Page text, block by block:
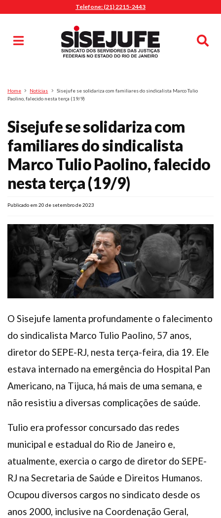
Telefone: (21) 2215-2443
Pesquisa
Home Notícias
Sisejufe se solidariza com familiares do sindicalista Marco Tulio
Paolino, falecido nesta terça (19/9)
Sisejufe se solidariza com
familiares do sindicalista
Marco Tulio Paolino, falecido
nesta terça (19/9)
Publicado em 20 de setembro de 2023
O Sisejufe lamenta profundamente o falecimento
do sindicalista Marco Tulio Paolino, 57 anos,
diretor do SEPE-RJ, nesta terça-feira, dia 19. Ele
estava internado na emergência do Hospital Pan
Americano, na Tijuca, há mais de uma semana, e
não resistiu a diversas complicações de saúde.
Tulio era professor concursado das redes
municipal e estadual do Rio de Janeiro e,
atualmente, exercia o cargo de diretor do SEPE-
RJ na Secretaria de Saúde e Direitos Humanos.
Ocupou diversos cargos no sindicato desde os
anos 2000, inclusive na Coordenação Geral,
MENU
Sindicalize-se
Jurídico
O Sindicato
Agenda
Casa do Alto
Sede Campestre
Nossos Convênios
Gympass Wellhub
Plano de Saúde
Assistência Funeral
Pós-graduação
FacebookInstagramTwitter YoutubeTikTok Whatsapp